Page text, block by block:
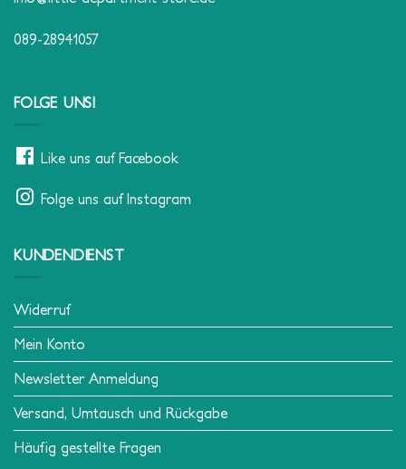
089-28941057
FOLGE UNS!
Like uns auf Facebook
Folge uns auf Instagram
KUNDENDIENST
Widerruf
Mein Konto
Newsletter Anmeldung
Versand, Umtausch und Rückgabe
Häufig gestellte Fragen